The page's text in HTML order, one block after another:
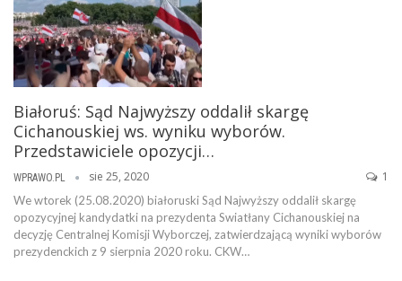
Białoruś: Sąd Najwyższy oddalił skargę
Cichanouskiej ws. wyniku wyborów.
Przedstawiciele opozycji…
WPRAWO.PL sie 25, 2020 1
We wtorek (25.08.2020) białoruski Sąd Najwyższy oddalił skargę
opozycyjnej kandydatki na prezydenta Swiatłany Cichanouskiej na
decyzję Centralnej Komisji Wyborczej, zatwierdzającą wyniki wyborów
prezydenckich z 9 sierpnia 2020 roku. CKW…